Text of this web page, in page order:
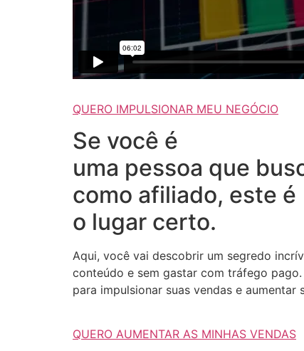
QUERO IMPULSIONAR MEU NEGÓCIO
Se você é
uma pessoa que
como afiliado, este é
o lugar certo.
Aqui, você vai descobrir um segredo
conteúdo e sem gastar com tráfego
para impulsionar suas vendas e
QUERO AUMENTAR AS MINHAS VENDAS